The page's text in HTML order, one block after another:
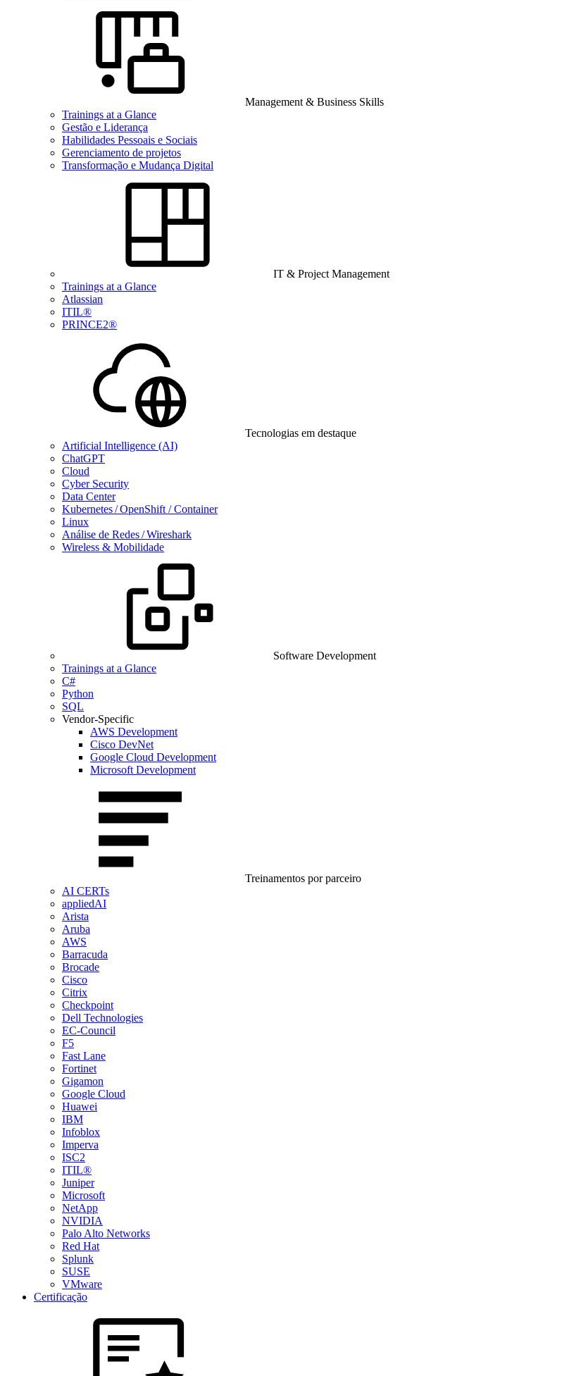
Management & Business Skills
Trainings at a Glance
Gestão e Liderança
Habilidades Pessoais e Sociais
Gerenciamento de projetos
Transformação e Mudança Digital
IT & Project Management
Trainings at a Glance
Atlassian
ITIL®
PRINCE2®
Tecnologias em destaque
Artificial Intelligence (AI)
ChatGPT
Cloud
Cyber Security
Data Center
Kubernetes / OpenShift / Container
Linux
Análise de Redes / Wireshark
Wireless & Mobilidade
Software Development
Trainings at a Glance
C#
Python
SQL
Vendor-Specific
AWS Development
Cisco DevNet
Google Cloud Development
Microsoft Development
Treinamentos por parceiro
AI CERTs
appliedAI
Arista
Aruba
AWS
Barracuda
Brocade
Cisco
Citrix
Checkpoint
Dell Technologies
EC-Council
F5
Fast Lane
Fortinet
Gigamon
Google Cloud
Huawei
IBM
Infoblox
Imperva
ISC2
ITIL®
Juniper
Microsoft
NetApp
NVIDIA
Palo Alto Networks
Red Hat
Splunk
SUSE
VMware
Certificação